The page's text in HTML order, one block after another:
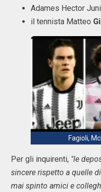
Adames Hector
il tennista Matteo
Fagioli,
Per gli inquirenti, "le
sincere rispetto a quelle di
mai spinto amici e